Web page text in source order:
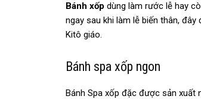
Bánh xốp dùng làm rước lễ hay
ngay sau khi làm lễ biến thân,
Kitô giáo.
Bánh spa xốp ngon
Bánh Spa xốp đặc được sản